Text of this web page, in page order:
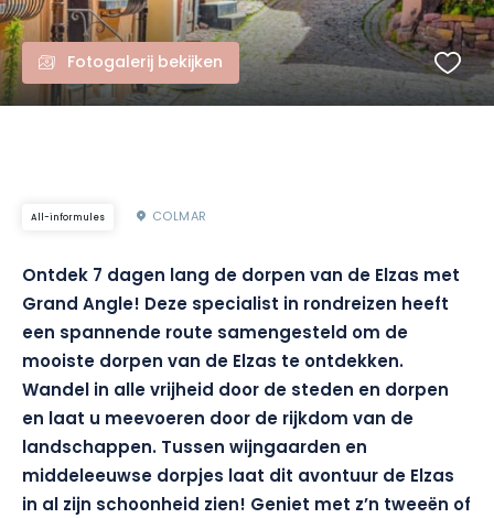
Fotogalerij bekijken
All-informules COLMAR
Ontdek 7 dagen lang de dorpen van de Elzas met
Grand Angle! Deze specialist in rondreizen heeft
een spannende route samengesteld om de
mooiste dorpen van de Elzas te ontdekken.
Wandel in alle vrijheid door de steden en dorpen
en laat u meevoeren door de rijkdom van de
landschappen. Tussen wijngaarden en
middeleeuwse dorpjes laat dit avontuur de Elzas
in al zijn schoonheid zien! Geniet met z’n tweeën of